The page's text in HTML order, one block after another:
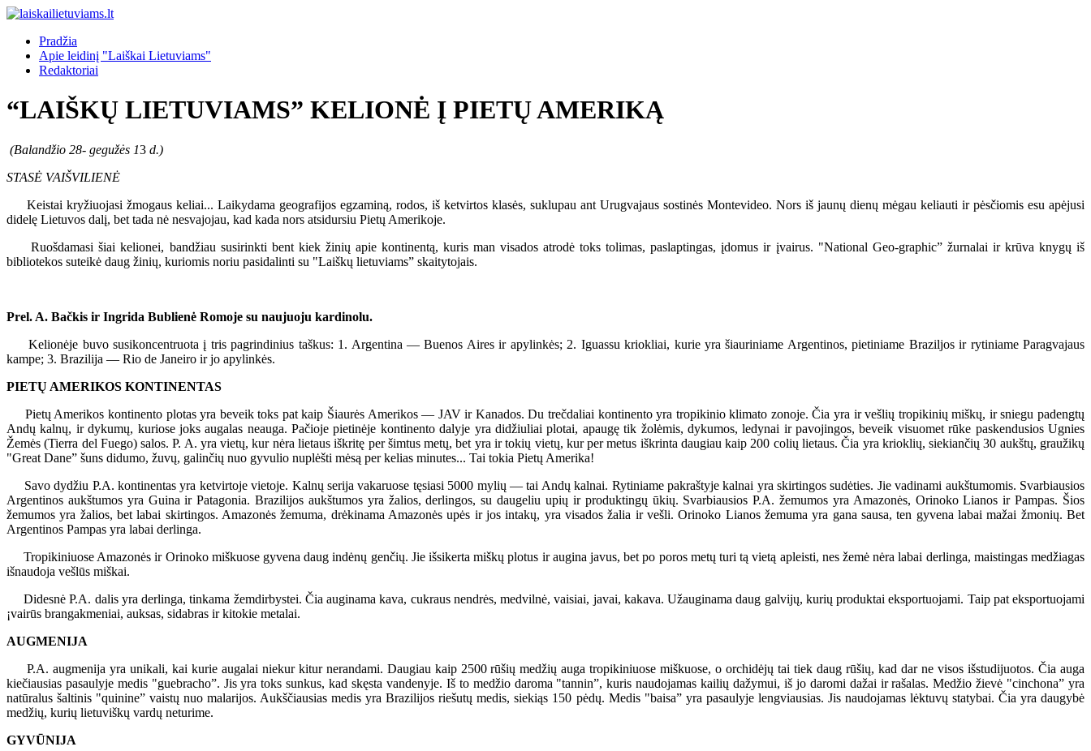
Pradžia
Apie leidinį "Laiškai Lietuviams"
Redaktoriai
“LAIŠKŲ LIETUVIAMS” KELIONĖ Į PIETŲ AMERIKĄ
(Balandžio 28- gegužės 13 d.)
STASĖ VAIŠVILIENĖ
Keistai kryžiuojasi žmogaus keliai... Laikydama geografijos egzaminą, rodos, iš ketvirtos klasės, suklupau ant Urugvajaus sostinės Montevideo. Nors iš jaunų dienų mėgau keliauti ir pėsčiomis esu apėjusi
didelę Lietuvos dalį, bet tada nė nesvajojau, kad kada nors atsidursiu Pietų Amerikoje.
Ruošdamasi šiai kelionei, bandžiau susirinkti bent kiek žinių apie kontinentą, kuris man visados atrodė toks tolimas, paslaptingas, įdomus ir įvairus. "National Geo-graphic” žurnalai ir krūva knygų iš
bibliotekos suteikė daug žinių, kuriomis noriu pasidalinti su "Laiškų lietuviams” skaitytojais.
Prel. A. Bačkis ir Ingrida Bublienė Romoje su naujuoju kardinolu.
Kelionėje buvo susikoncentruota į tris pagrindinius taškus: 1. Argentina — Buenos Aires ir apylinkės; 2. Iguassu kriokliai, kurie yra šiauriniame Argentinos, pietiniame Braziljos ir rytiniame Paragvajaus
kampe; 3. Brazilija — Rio de Janeiro ir jo apylinkės.
PIETŲ AMERIKOS KONTINENTAS
Pietų Amerikos kontinento plotas yra beveik toks pat kaip Šiaurės Amerikos — JAV ir Kanados. Du trečdaliai kontinento yra tropikinio klimato zonoje. Čia yra ir vešlių tropikinių miškų, ir sniegu padengtų
Andų kalnų, ir dykumų, kuriose joks augalas neauga. Pačioje pietinėje kontinento dalyje yra didžiuliai plotai, apaugę tik žolėmis, dykumos, ledynai ir pavojingos, beveik visuomet rūke paskendusios Ugnies
Žemės (Tierra del Fuego) salos. P. A. yra vietų, kur nėra lietaus iškritę per šimtus metų, bet yra ir tokių vietų, kur per metus iškrinta daugiau kaip 200 colių lietaus. Čia yra krioklių, siekiančių 30 aukštų, graužikų
"Great Dane” šuns didumo, žuvų, galinčių nuo gyvulio nuplėšti mėsą per kelias minutes... Tai tokia Pietų Amerika!
Savo dydžiu P.A. kontinentas yra ketvirtoje vietoje. Kalnų serija vakaruose tęsiasi 5000 mylių — tai Andų kalnai. Rytiniame pakraštyje kalnai yra skirtingos sudėties. Jie vadinami aukštumomis. Svarbiausios
Argentinos aukštumos yra Guina ir Patagonia. Brazilijos aukštumos yra žalios, derlingos, su daugeliu upių ir produktingų ūkių. Svarbiausios P.A. žemumos yra Amazonės, Orinoko Lianos ir Pampas. Šios
žemumos yra žalios, bet labai skirtingos. Amazonės žemuma, drėkinama Amazonės upės ir jos intakų, yra visados žalia ir vešli. Orinoko Lianos žemuma yra gana sausa, ten gyvena labai mažai žmonių. Bet
Argentinos Pampas yra labai derlinga.
Tropikiniuose Amazonės ir Orinoko miškuose gyvena daug indėnų genčių. Jie išsikerta miškų plotus ir augina javus, bet po poros metų turi tą vietą apleisti, nes žemė nėra labai derlinga, maistingas medžiagas
išnaudoja vešlūs miškai.
Didesnė P.A. dalis yra derlinga, tinkama žemdirbystei. Čia auginama kava, cukraus nendrės, medvilnė, vaisiai, javai, kakava. Užauginama daug galvijų, kurių produktai eksportuojami. Taip pat eksportuojami
¡vairūs brangakmeniai, auksas, sidabras ir kitokie metalai.
AUGMENIJA
P.A. augmenija yra unikali, kai kurie augalai niekur kitur nerandami. Daugiau kaip 2500 rūšių medžių auga tropikiniuose miškuose, o orchidėjų tai tiek daug rūšių, kad dar ne visos išstudijuotos. Čia auga
kiečiausias pasaulyje medis "guebracho”. Jis yra toks sunkus, kad skęsta vandenyje. Iš to medžio daroma "tannin”, kuris naudojamas kailių dažymui, iš jo daromi dažai ir rašalas. Medžio žievė "cinchona” yra
natūralus šaltinis "quinine” vaistų nuo malarijos. Aukščiausias medis yra Brazilijos riešutų medis, siekiąs 150 pėdų. Medis "baisa” yra pasaulyje lengviausias. Jis naudojamas lėktuvų statybai. Čia yra daugybė
medžių, kurių lietuviškų vardų neturime.
GYVŪNIJA